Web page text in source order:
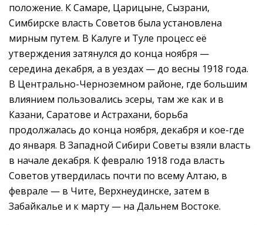
положение. К Самаре, Царицыне, Сызрани,
Симбирске власть Советов была установлена
мирным путем. В Калуге и Туле процесс её
утверждения затянулся до конца ноября —
середина декабря, а в уездах — до весны 1918 года.
В Центрально-Черноземном районе, где большим
влиянием пользовались эсеры, там же как и в
Казани, Саратове и Астрахани, борьба
продолжалась до конца ноября, декабря и кое-где
до января. В Западной Сибири Советы взяли власть
в начале декабря. К февралю 1918 года власть
Советов утвердилась почти по всему Алтаю, в
феврале — в Чите, Верхнеудинске, затем в
Забайкалье и к марту — на Дальнем Востоке.